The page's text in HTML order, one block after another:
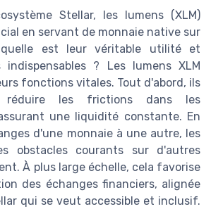
Stellar, les lumens (XLM)
en servant de monnaie native sur
quelle est leur véritable utilité et
? Les lumens XLM
fonctions vitales. Tout d'abord, ils
réduire les frictions dans les
une liquidité constante. En
d'une monnaie à une autre, les
obstacles courants sur d'autres
À plus large échelle, cela favorise
des échanges financiers, alignée
qui se veut accessible et inclusif.